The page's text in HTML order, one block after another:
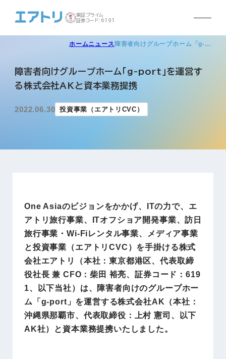
東証プライム
証券コード:6191
ホームニュース 障害者向けグループホーム「g-…
障害者向けグループホーム「g-port」を運営す
る株式会社AKと資本業務提携
2022.06.30 投資事業（エアトリCVC）
One Asiaのビジョンをかかげ、ITの力で、エ
アトリ旅行事業、ITオフショア開発事業、訪日
旅行事業・Wi-Fiレンタル事業、メディア事業
と投資事業（エアトリCVC）を手掛ける株式
会社エアトリ（本社：東京都港区、代表取締
役社長 兼 CFO：柴田 裕亮、証券コード：619
1、以下当社）は、障害者向けのグループホー
ム「g-port」を運営する株式会社AK（本社：
沖縄県那覇市、代表取締役：上村 憲司、以下
AK社）と資本業務提携いたしました。